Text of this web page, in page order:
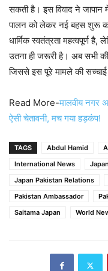
सकती है। इस विवाद ने जापान
पालन को लेकर नई बहस शुरू कर
धार्मिक स्वतंत्रता महत्वपूर्ण
उतना ही जरूरी है। अब सभी
जिससे इस पूरे मामले की
Read More-मालवीय नगर
ऐसी चेतावनी, मच गया हड़कंप!
TAGS Abdul Hamid
International News
Japan Pakistan Relations
Pakistan Ambassador
Saitama Japan
World